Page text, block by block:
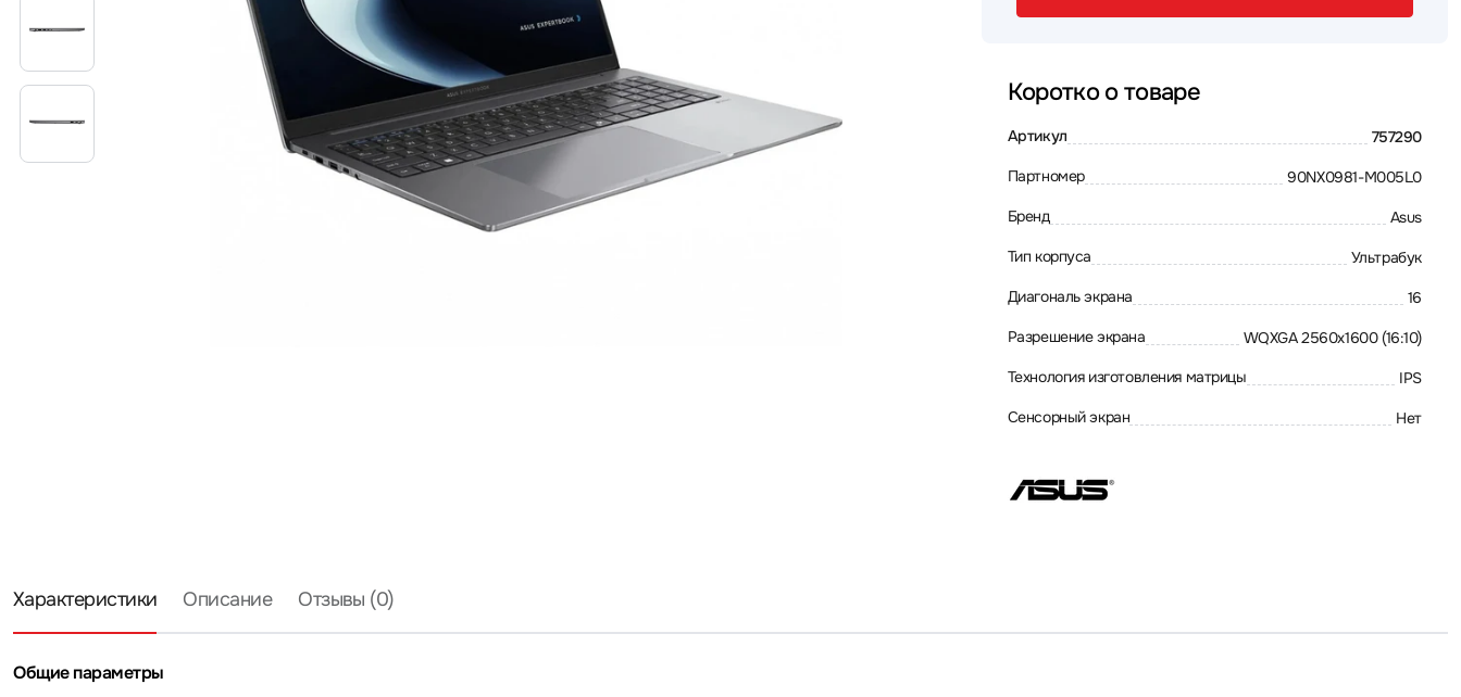
Коротко о товаре
Артикул 757290
Партномер 90NX0981-M005L0
Бренд Asus
Тип корпуса Ультрабук
Диагональ экрана 16
Разрешение экрана WQXGA 2560x1600 (16:10)
Технология изготовления матрицы IPS
Сенсорный экран Нет
Характеристики Описание Отзывы (0)
Общие параметры